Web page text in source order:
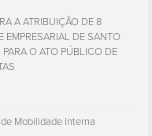
A ATRIBUIÇÃO DE 8
EMPRESARIAL DE SANTO
O ATO PÚBLICO DE
Mobilidade Interna